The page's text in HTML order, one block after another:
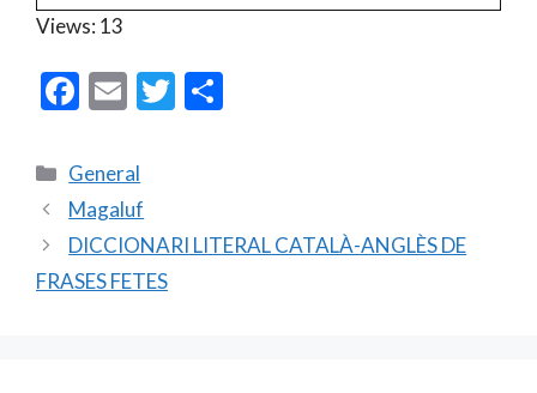
Views: 13
F
e
b
o
o
E
ai
l
T
ar
Categories
General
Magaluf
DICCIONARI LITERAL CATALÀ-ANGLÈS DE
FRASES FETES